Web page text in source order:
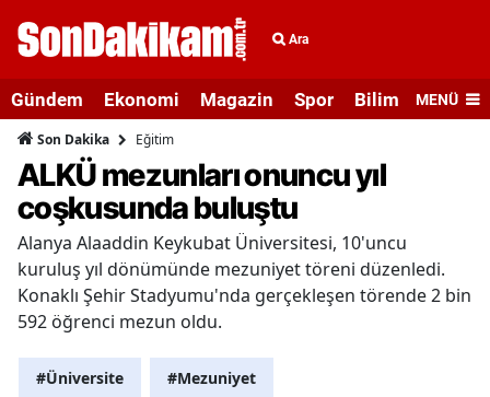
Ara
Gündem Ekonomi Magazin Spor Bilim veMENÜ
Son Dakika Eğitim
ALKÜ mezunları onuncu yıl
coşkusunda buluştu
Alanya Alaaddin Keykubat Üniversitesi, 10'uncu
kuruluş yıl dönümünde mezuniyet töreni düzenledi.
Konaklı Şehir Stadyumu'nda gerçekleşen törende 2 bin
592 öğrenci mezun oldu.
#Üniversite #Mezuniyet